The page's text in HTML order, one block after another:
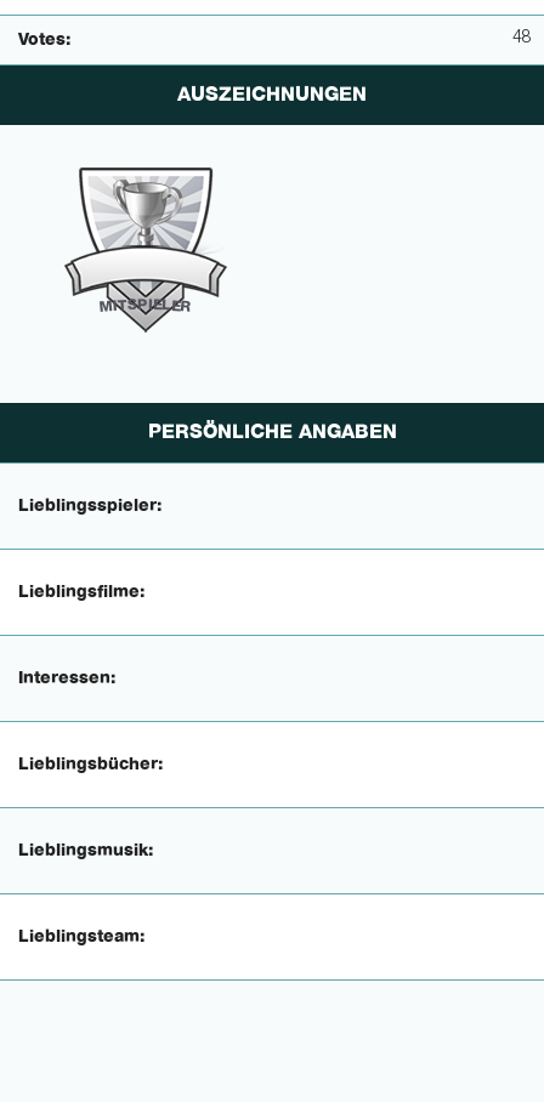
Votes: 48
AUSZEICHNUNGEN
MITSPIELER
PERSÖNLICHE ANGABEN
Lieblingsspieler:
Lieblingsfilme:
Interessen:
Lieblingsbücher:
Lieblingsmusik:
Lieblingsteam: